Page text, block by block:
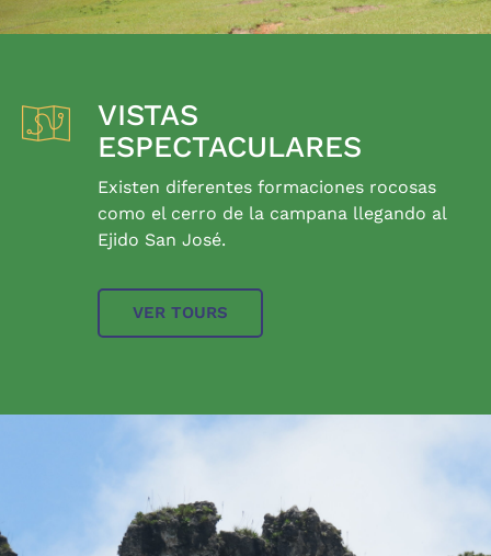
VISTAS
ESPECTACULARES
Existen diferentes formaciones rocosas
como el cerro de la campana llegando al
Ejido San José.
VER TOURS